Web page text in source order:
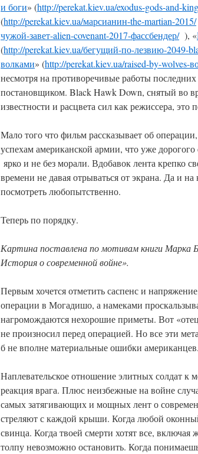
и боги» (http://perekat.kiev.ua/exodus-gods-and-
(http://perekat.kiev.ua/марсианин-the-martian-2015/
чужой-завет-alien-covenant-2017-фассбендер/), «
(http://perekat.kiev.ua/бегущий-по-лезвию-2049-
волками» (http://perekat.kiev.ua/raised-by-wolves-
несмотря на противоречивые работы
постановщиком. Black Hawk Down, снятый во
известности и расцвета сил как режиссера, это
Мало того что фильм рассказывает об
успехам американской армии, что уже
ярко и не без морали. Вдобавок лента крепко
времени не давая отрываться от экрана. Да и
посмотреть любопытственно.
Теперь по порядку.
Картина поставлена по мотивам книги Марка
История о современной войне».
Первым хочется отметить саспенс и
операции в Могадишо, а намеками
нагромождаются нехорошие приметы. Вот
не произносил перед операцией. Но все эти
б не вполне материальные ошибки американцев.
Наплевательское отношение элитных солдат к
реакция врага. Плюс неизбежные на войне
самых затягивающих и мощных лент о
стреляют с каждой крыши. Когда любой
свинца. Когда твоей смерти хотят все,
толпу невозможно остановить. Когда